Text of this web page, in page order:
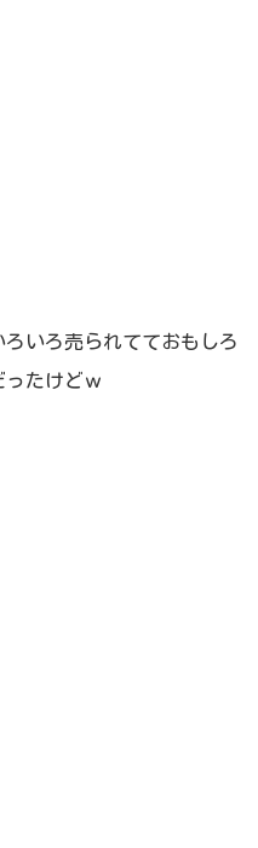
いろ売られてておもしろ
たけどｗ